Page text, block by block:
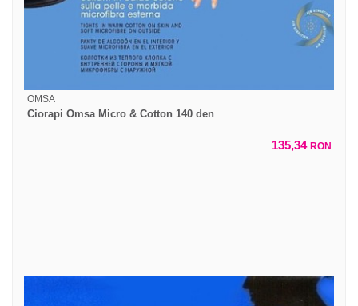
OMSA
Ciorapi Omsa Micro & Cotton 140 den
135,34 RON